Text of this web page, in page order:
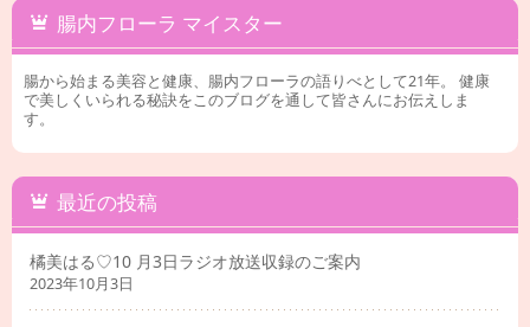
腸内フローラ マイスター
腸から始まる美容と健康、腸内フローラの語りべとして21年。 健康
で美しくいられる秘訣をこのブログを通して皆さんにお伝えしま
す。
最近の投稿
橘美はる♡10 月3日ラジオ放送収録のご案内
2023年10月3日